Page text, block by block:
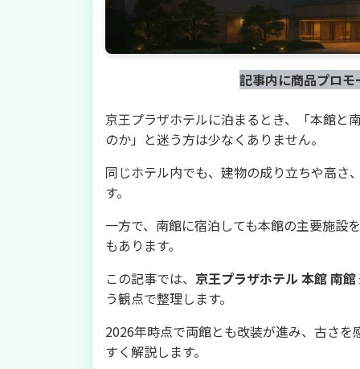
記事内に商品プロ
京王プラザホテルに泊まるとき、「本館と
のか」と迷う方は少なくありません。
同じホテル内でも、建物の成り立ちや高さ
す。
一方で、南館に宿泊しても本館の主要施設
もあります。
この記事では、 京王プラザホテル 本館 南館
う観点で整理します。
2026年時点で両館とも改装が進み、古さ
すく解説します。